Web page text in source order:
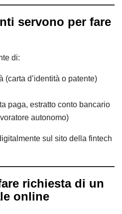
servono per fare
di:
(carta d’identità o patente)
paga, estratto conto bancario
autonomo)
sul sito della fintech
richiesta di un
online